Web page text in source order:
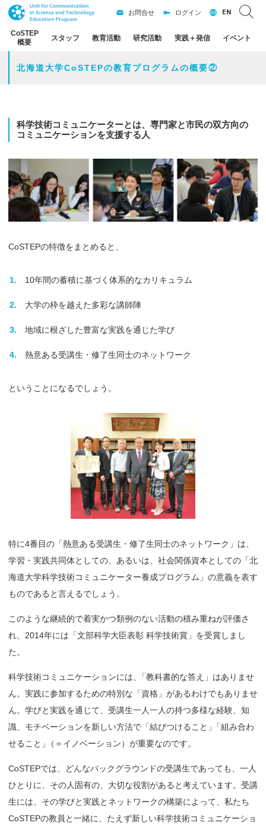
CoSTEP
概要
スタッフ 教育活動 研究活動 実践＋発信 イベント
お問合せ ログイン EN
北海道大学CoSTEPの教育プログラムの概要②
科学技術コミュニケーターとは、 専門家と市民の双方向の
コミュニケーションを支援する 人
CoSTEPの特徴をまとめると、
10年間の蓄積に基づく体系的なカリキュラム
大学の枠を越えた多彩な講師陣
地域に根ざした豊富な実践を通じた学び
熱意ある受講生・修了生同士のネットワーク
ということになるでしょう。
特に4番目の「熱意ある受講生・修了生同士のネットワーク」は、
学習・実践共同体としての、あるいは、社会関係資本としての「北
海道大学科学技術コミュニケーター養成プログラム」の意義を表す
ものであると言えるでしょう。
このような継続的で着実かつ類例のない活動の積み重ねが評価さ
れ、2014年には「文部科学大臣表彰 科学技術賞」を受賞しまし
た。
科学技術コミュニケーションには
「教科書的な答え」はありませ
ん。実践に参加するための特別な「資格」があるわけでもありませ
ん。学びと実践を通じて、受講生一人一人の持つ多様な経験、知
識、モチベーションを新しい方法で「結びつけること 」
「組み合わ
せること 」 （＝イノベーション）が重要なのです。
CoSTEPでは、どんなバックグラウンドの受講生であっても、一人
ひとりに、その人固有の、大切な役割があると考えています。受講
生には、その学びと実践とネットワークの構築によって、私たち
CoSTEPの教員と一緒に、たえず新しい科学技術コミュニケーショ